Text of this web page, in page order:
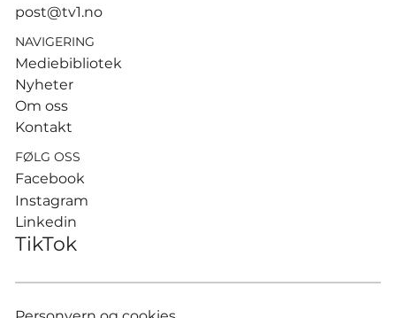
post@tv1.no
NAVIGERING
Mediebibliotek
Nyheter
Om oss
Kontakt
FØLG OSS
Facebook
Instagram
Linkedin
TikTok